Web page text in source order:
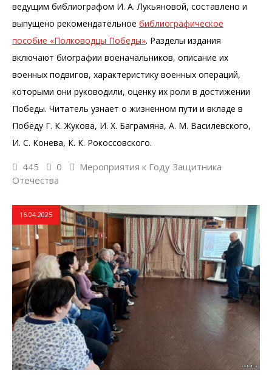
ведущим библиографом И. А. Лукьяновой, составлено и
выпущено рекомендательное библиографическое
пособие «Полководцы Победы». Разделы издания
включают биографии военачальников, описание их
военных подвигов, характеристику военных операций,
которыми они руководили, оценку их роли в достижении
Победы. Читатель узнает о жизненном пути и вкладе в
Победу Г. К. Жукова, И. Х. Баграмяна, А. М. Василевского,
И. С. Конева, К. К. Рокоссовского.
445 0
Мероприятия к Году Защитника
Отечества
16.04.2025